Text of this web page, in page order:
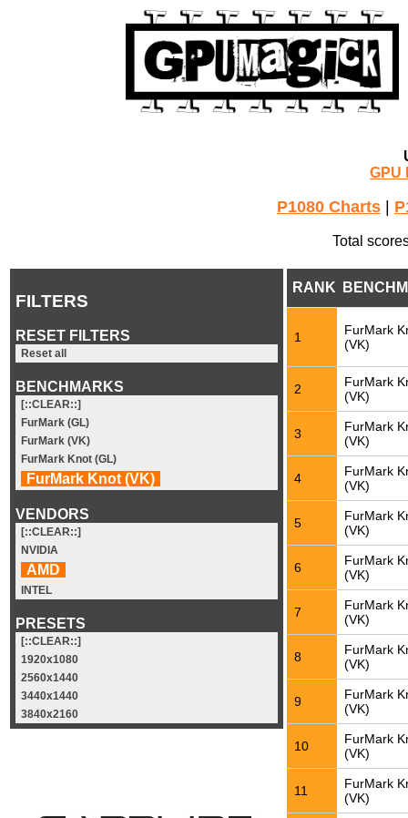
GPU
P1080 Charts
Total
FILTERS
RESET FILTERS
Reset all
BENCHMARKS
[::CLEAR::]
FurMark (GL)
FurMark (VK)
FurMark Knot (GL)
FurMark Knot (VK)
VENDORS
[::CLEAR::]
NVIDIA
AMD
INTEL
PRESETS
[::CLEAR::]
1920x1080
2560x1440
3440x1440
3840x2160
RANK
1
FurMark
(VK)
2
FurMark
(VK)
3
FurMark
(VK)
4
FurMark
(VK)
5
FurMark
(VK)
6
FurMark
(VK)
7
FurMark
(VK)
8
FurMark
(VK)
9
FurMark
(VK)
10
FurMark
(VK)
11
FurMark
(VK)